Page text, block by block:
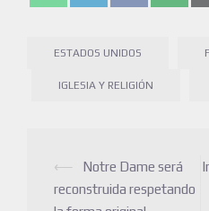
ESTADOS UNIDOS
IGLESIA Y RELIGIÓN
⟵
Notre Dame será
reconstruida respetando